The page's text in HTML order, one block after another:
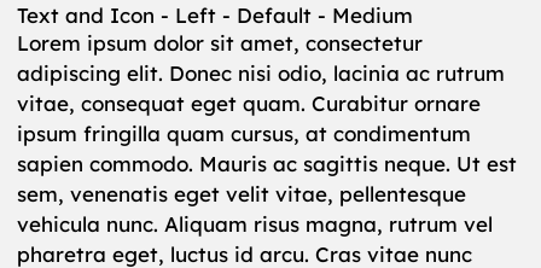
Text and Icon - Left - Default - Medium
Lorem ipsum dolor sit amet, consectetur
adipiscing elit. Donec nisi odio, lacinia ac rutrum
vitae, consequat eget quam. Curabitur ornare
ipsum fringilla quam cursus, at condimentum
sapien commodo. Mauris ac sagittis neque. Ut est
sem, venenatis eget velit vitae, pellentesque
vehicula nunc. Aliquam risus magna, rutrum vel
pharetra eget, luctus id arcu. Cras vitae nunc